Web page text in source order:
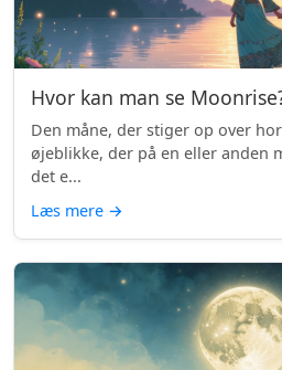
Hvor kan man se
Den måne, der stiger op over
øjeblikke, der på en eller anden
det e...
Læs mere →